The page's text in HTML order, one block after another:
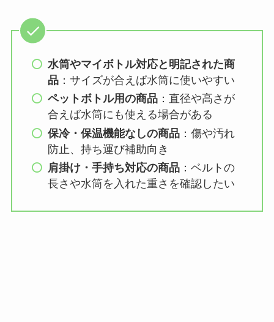
セリア等でハンディ
ファンカバーは買え
る？おすすめ素材＆
選び方ガイド！
【100均】ダイソー/
セリア等で帽子クリ
ップは買える？使い
方とおすすめも紹
水筒やマイボトル対応と明記された商
品 ：サイズが合えば水筒に使いやすい
ペットボトル用の商品 ：直径や高さが
合えば水筒にも使える場合がある
保冷・保温機能なしの商品 ：傷や汚れ
防止、持ち運び補助向き
肩掛け・手持ち対応の商品 ：ベルトの
長さや水筒を入れた重さを確認したい